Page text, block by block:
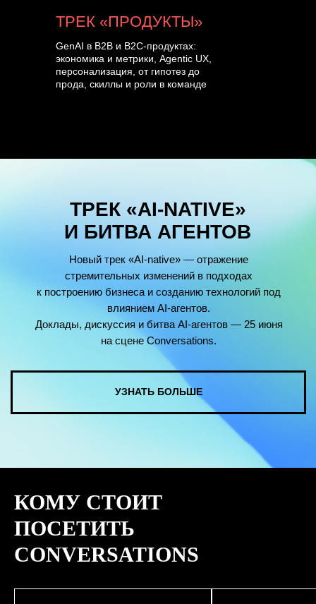
ТРЕК «ПРОДУКТЫ»
GenAI в B2B и B2C-продуктах:
экономика и метрики, Agentic UX,
персонализация, от гипотез до
прода, скиллы и роли в команде
КОМУ СТОИТ
ПОСЕТИТЬ
CONVERSATIONS